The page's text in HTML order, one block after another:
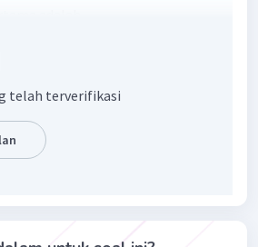
adalah
membentuk deret geometri:
telah terverifikasi